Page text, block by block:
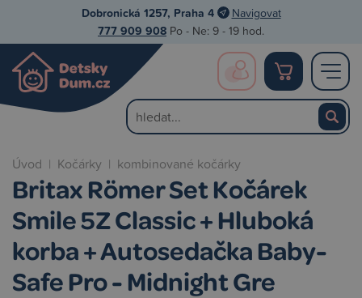
Dobronická 1257, Praha 4 Navigovat
777 909 908 Po - Ne: 9 - 19 hod.
Úvod | Kočárky | kombinované kočárky
Britax Römer Set Kočárek
Smile 5Z Classic + Hluboká
korba + Autosedačka Baby-
Safe Pro - Midnight Gre